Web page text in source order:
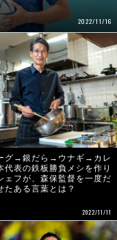
2022/11/16
グ→銀だら→ウナギ→カレ
表の鉄板勝負メシを作り
ェフが、森保監督を一度だ
たある言葉とは？
2022/11/11